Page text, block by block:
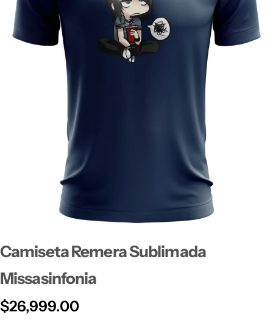
Camiseta Remera Sublimada
Missasinfonia
$26,999.00